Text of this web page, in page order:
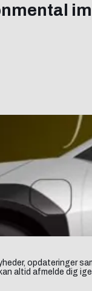
opdateringer
altid afmelde dig